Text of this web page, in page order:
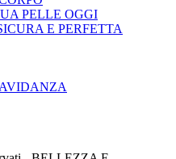
PELLE OGGI
E PERFETTA